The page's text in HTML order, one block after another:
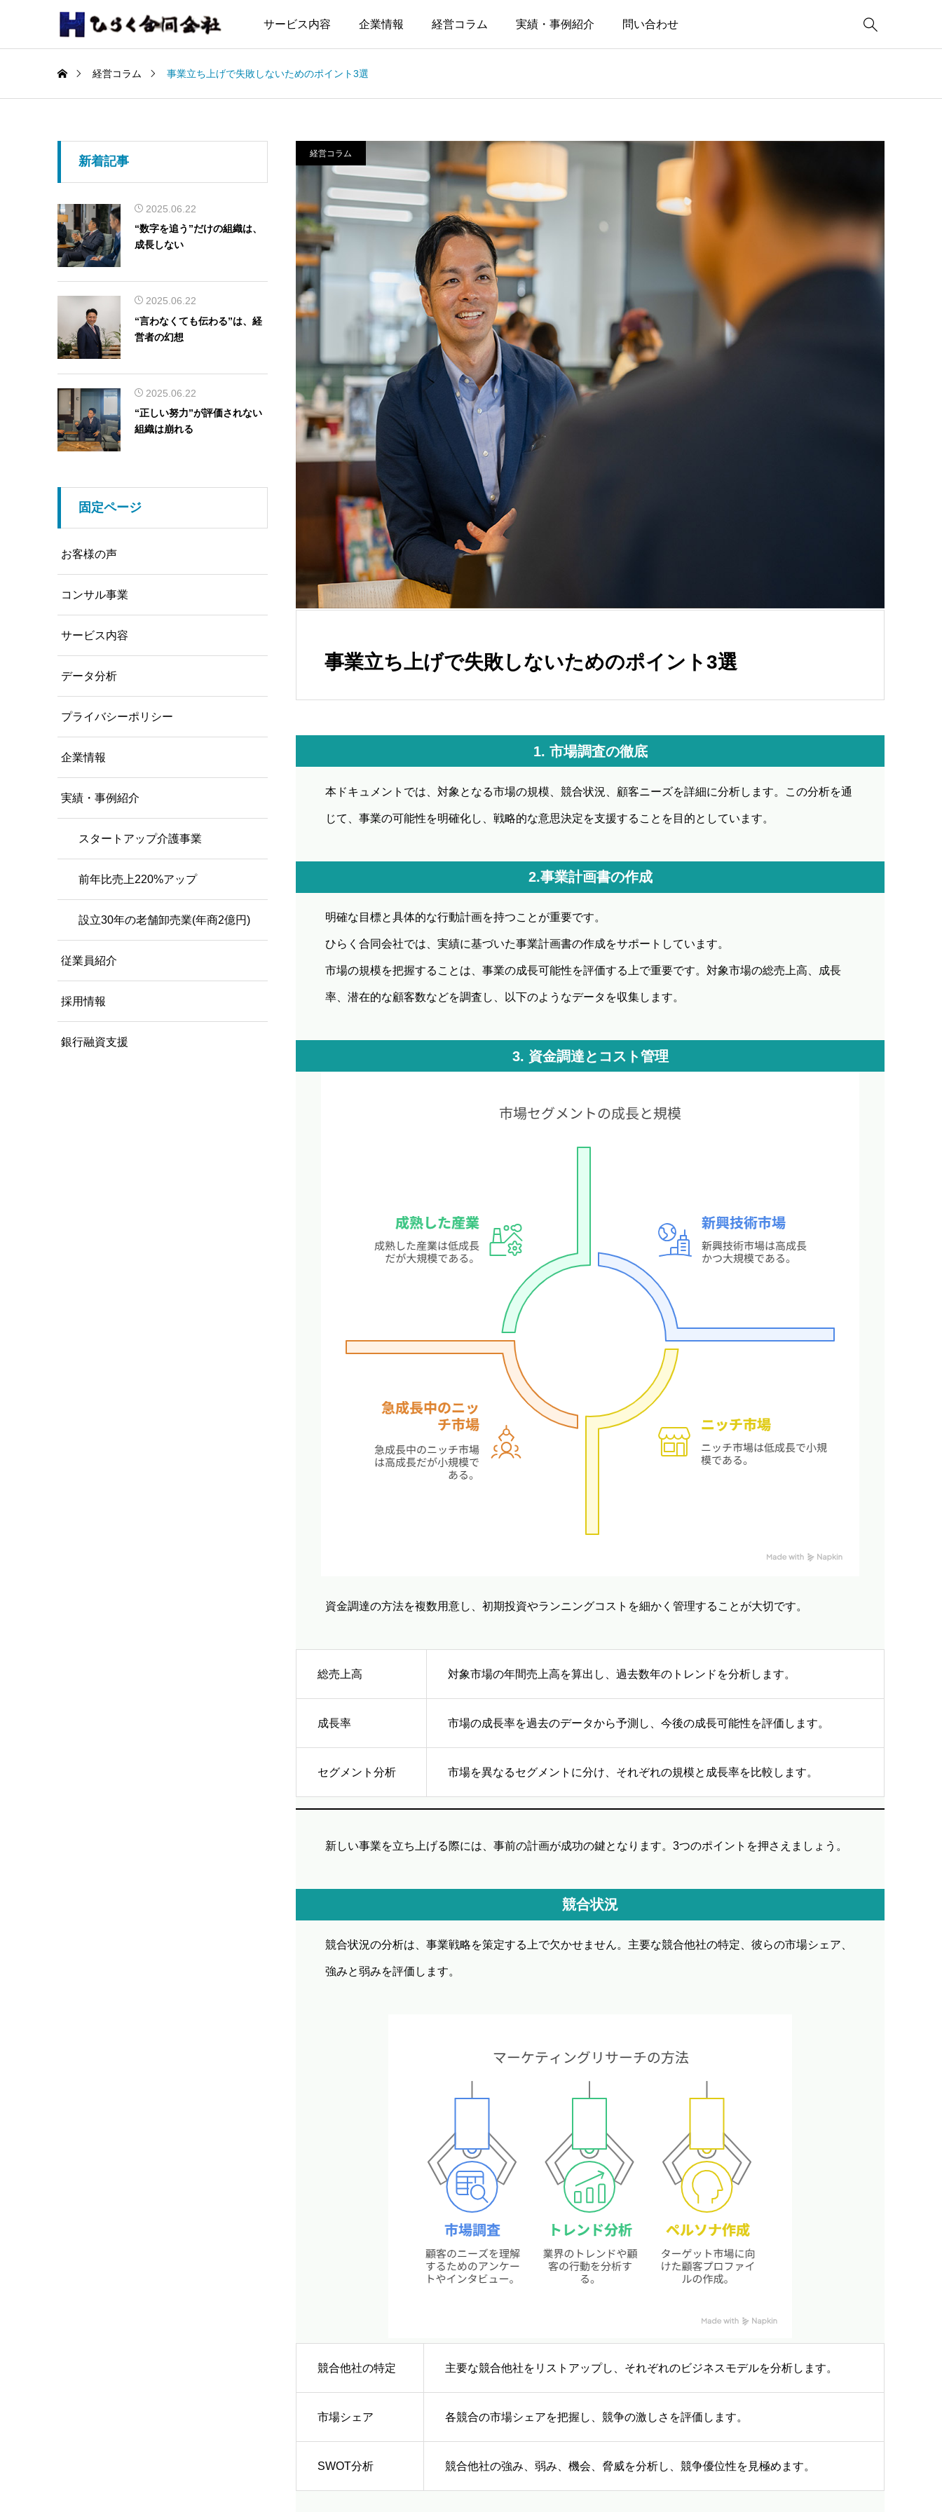
サービス内容 企業情報 経営コラム 実績・事例紹介 問い合わせ 
経営コラム 事業立ち上げで失敗しないためのポイント3選
経営コラム
事業立ち上げで失敗しないためのポイント3選
1. 市場調査の徹底
本ドキュメントでは、対象となる市場の規模、競合状況、顧客ニーズを詳細に分析します。この分析を通
じて、事業の可能性を明確化し、戦略的な意思決定を支援することを目的としています。
2.事業計画書の作成
明確な目標と具体的な行動計画を持つことが重要です。
ひらく合同会社では、実績に基づいた事業計画書の作成をサポートしています。
市場の規模を把握することは、事業の成長可能性を評価する上で重要です。対象市場の総売上高、成長
率、潜在的な顧客数などを調査し、以下のようなデータを収集します。
3. 資金調達とコスト管理
資金調達の方法を複数用意し、初期投資やランニングコストを細かく管理することが大切です。
総売上高 対象市場の年間売上高を算出し、過去数年のトレンドを分析します。
成長率 市場の成長率を過去のデータから予測し、今後の成長可能性を評価します。
セグメント分析 市場を異なるセグメントに分け、それぞれの規模と成長率を比較します。
新しい事業を立ち上げる際には、事前の計画が成功の鍵となります。3つのポイントを押さえましょう。
競合状況
競合状況の分析は、事業戦略を策定する上で欠かせません。主要な競合他社の特定、彼らの市場シェア、
強みと弱みを評価します。
競合他社の特定 主要な競合他社をリストアップし、それぞれのビジネスモデルを分析します。
市場シェア 各競合の市場シェアを把握し、競争の激しさを評価します。
SWOT分析 競合他社の強み、弱み、機会、脅威を分析し、競争優位性を見極めます。
新着記事
2025.06.22
“数字を追う”だけの組織は、
成長しない
2025.06.22
“言わなくても伝わる”は、経
営者の幻想
2025.06.22
“正しい努力”が評価されない
組織は崩れる
固定ページ
お客様の声
コンサル事業
サービス内容
データ分析
プライバシーポリシー
企業情報
実績・事例紹介
スタートアップ介護事業
前年比売上220%アップ
設立30年の老舗卸売業(年商2億円)
従業員紹介
採用情報
銀行融資支援